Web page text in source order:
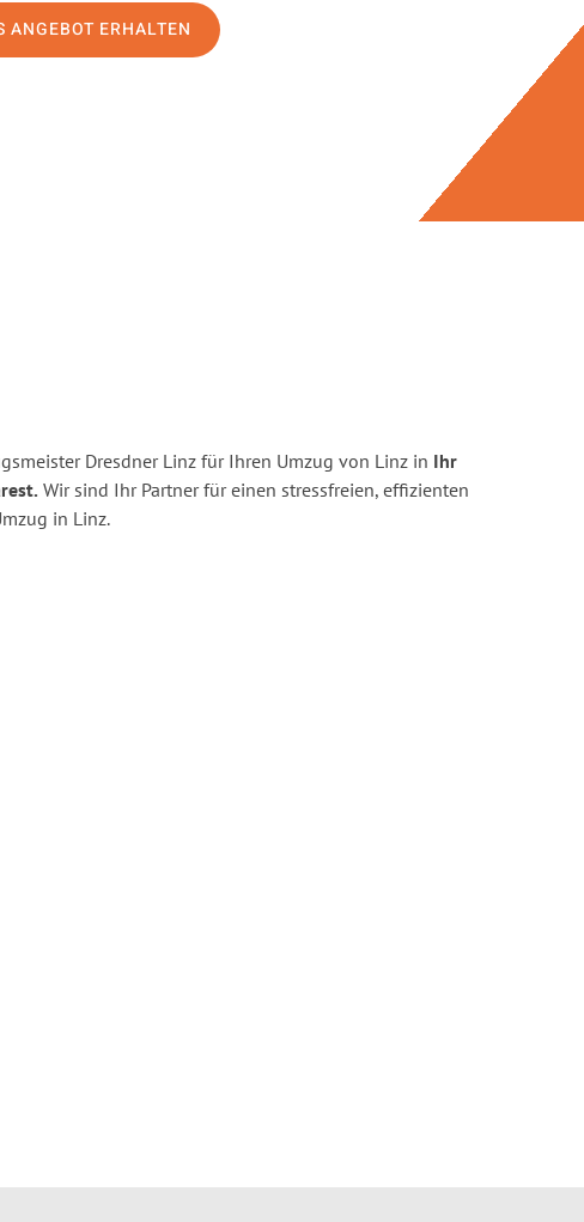
ANGEBOT ERHALTEN
Dresdner Linz für Ihren Umzug von Linz in Ihr
Wir sind Ihr Partner für einen stressfreien, effizienten
in Linz.